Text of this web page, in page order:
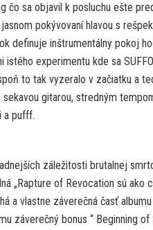
čo sa objavil k posluchu ešte
pokývovaní hlavou s
definuje inštrumentálny pokoj
experimentu kde sa
to tak vyzeralo v začiatku a
gitarou, stredným
a pufff.
záležitosti brutalnej
„Rapture of Revocation sú
a vlastne záverečná časť
záverečný bonus “ Beginning